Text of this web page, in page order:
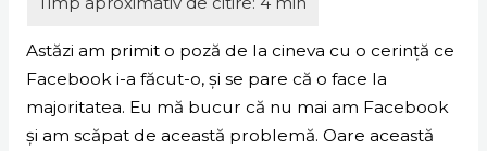
Astăzi am primit o poză de la cineva cu o cerință ce
Facebook i-a făcut-o, și se pare că o face la
majoritatea. Eu mă bucur că nu mai am Facebook
și am scăpat de această problemă. Oare această